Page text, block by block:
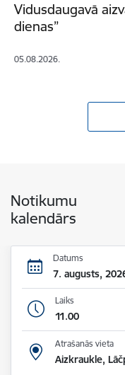
Vidusdaugavā
dienas”
05.08.2026.
Notikumu
kalendārs
Datums
7. augusts,
Laiks
11.00
Atrašanās vieta
Aizkraukle,